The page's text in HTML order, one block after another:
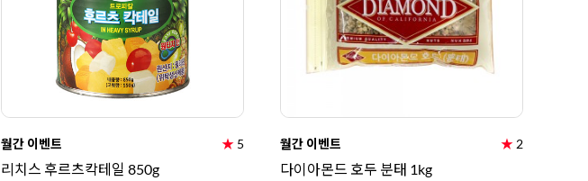
월간 이벤트 ★ 5
리치스 후르츠칵테일 850g
월간 이벤트 ★ 2
다이아몬드 호두 분태 1kg